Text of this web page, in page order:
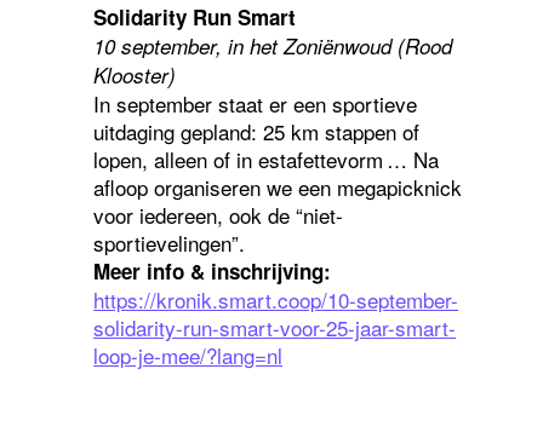
Solidarity Run Smart
10 september, in het Zoniënwoud (Rood
Klooster)
In september staat er een sportieve
uitdaging gepland: 25 km stappen of
lopen, alleen of in estafettevorm … Na
afloop organiseren we een megapicknick
voor iedereen, ook de “niet-
sportievelingen”.
Meer info & inschrijving:
https://kronik.smart.coop/10-september-
solidarity-run-smart-voor-25-jaar-smart-
loop-je-mee/?lang=nl